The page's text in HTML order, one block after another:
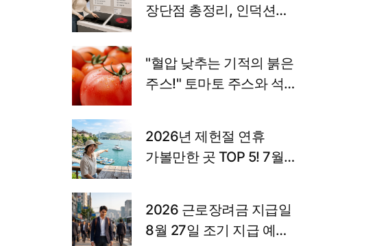
장단점 총정리, 인덕션
"혈압 낮추는 기적의 붉은
주스!" 토마토 주스와 석류
2026년 제헌절 연휴
가볼만한 곳 TOP 5! 7월
2026 근로장려금 지급일
8월 27일 조기 지급 예정,